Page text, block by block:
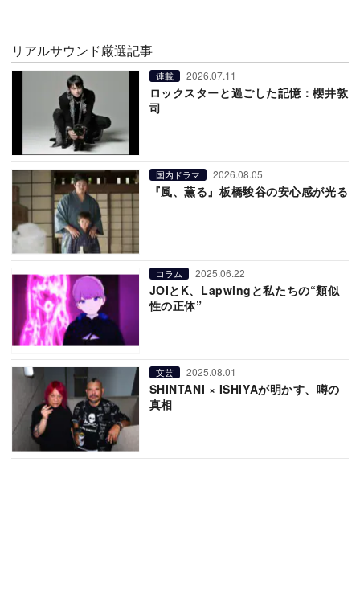
リアルサウンド厳選記事
連載 2026.07.11
ロックスターと過ごした記憶：櫻井敦
司
国内ドラマ 2026.08.05
『風、薫る』板橋駿谷の安心感が光る
コラム 2025.06.22
JOIとK、Lapwingと私たちの“類似
性の正体”
文芸 2025.08.01
SHINTANI × ISHIYAが明かす、噂の
真相